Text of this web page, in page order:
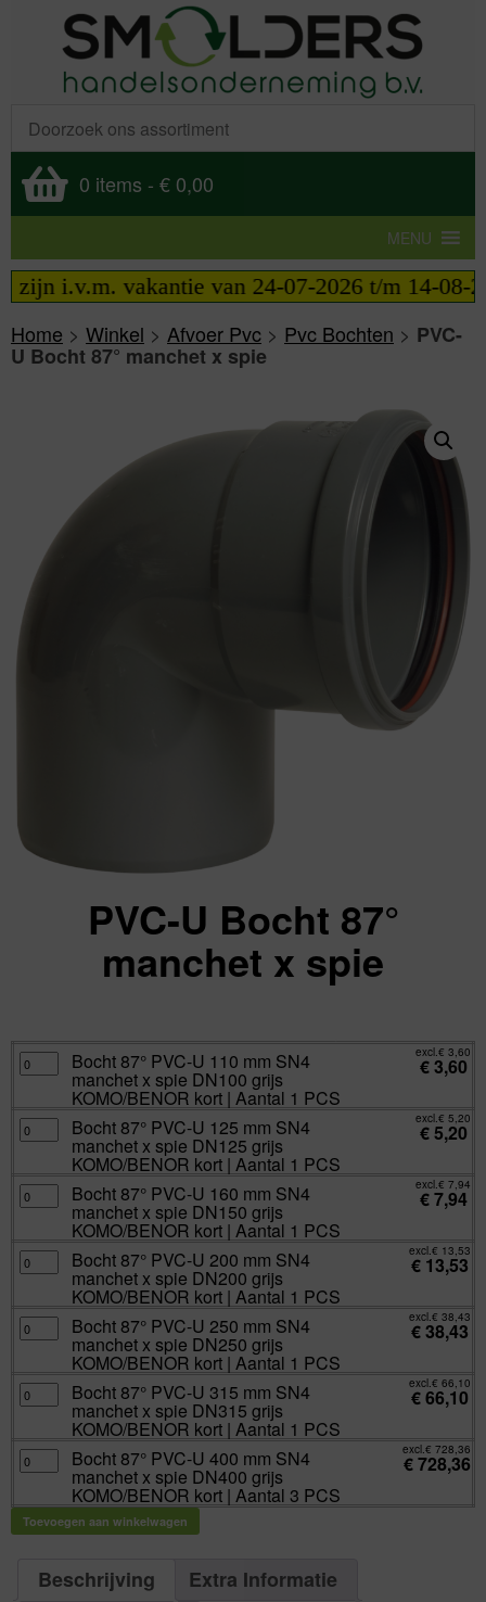
0 items - € 0,00
MENU
vakantie van 24-07-2026 t/m 14-08-
Home > Winkel > Afvoer Pvc > Pvc Bochten > PVC-
U Bocht 87° manchet x spie
PVC-U Bocht 87°
manchet x spie
Bocht
87°
PVC-
mm
SN4
manchet
grijs
KOMO/BENOR
kort
1
PCS
aantal
Bocht 87° PVC-U 110 mm SN4
manchet x spie DN100 grijs
KOMO/BENOR kort | Aantal 1 PCS
excl.€ 3,60
€3,60
Bocht
87°
PVC-
mm
SN4
manchet
grijs
KOMO/BENOR
kort
1
PCS
aantal
Bocht 87° PVC-U 125 mm SN4
manchet x spie DN125 grijs
KOMO/BENOR kort | Aantal 1 PCS
excl.€ 5,20
€5,20
Bocht
87°
PVC-
mm
SN4
manchet
grijs
KOMO/BENOR
kort
1
PCS
aantal
Bocht 87° PVC-U 160 mm SN4
manchet x spie DN150 grijs
KOMO/BENOR kort | Aantal 1 PCS
excl.€ 7,94
€7,94
Bocht
87°
PVC-
mm
SN4
manchet
grijs
KOMO/BENOR
kort
1
PCS
aantal
Bocht 87° PVC-U 200 mm SN4
manchet x spie DN200 grijs
KOMO/BENOR kort | Aantal 1 PCS
excl.€ 13,53
€ 13,53
Bocht
87°
PVC-
mm
SN4
manchet
grijs
KOMO/BENOR
kort
1
PCS
aantal
Bocht 87° PVC-U 250 mm SN4
manchet x spie DN250 grijs
KOMO/BENOR kort | Aantal 1 PCS
excl.€ 38,43
€38,43
Bocht
87°
PVC-
mm
SN4
manchet
DN315
grijs
KOMO/BENOR
PCS
Bocht 87° PVC-U 315 mm SN4
manchet x spie DN315 grijs
KOMO/BENOR kort | Aantal 1 PCS
excl.€ 66,10
€66,10
Bocht
87°
PVC-
mm
SN4
manchet
DN400
grijs
Bocht 87° PVC-U 400 mm SN4
manchet x spie DN400 grijs
KOMO/BENOR kort | Aantal 3 PCS
excl.€ 728,36
€728,36
Toevoegen aan winkelwagen
Beschrijving
Extra Informatie